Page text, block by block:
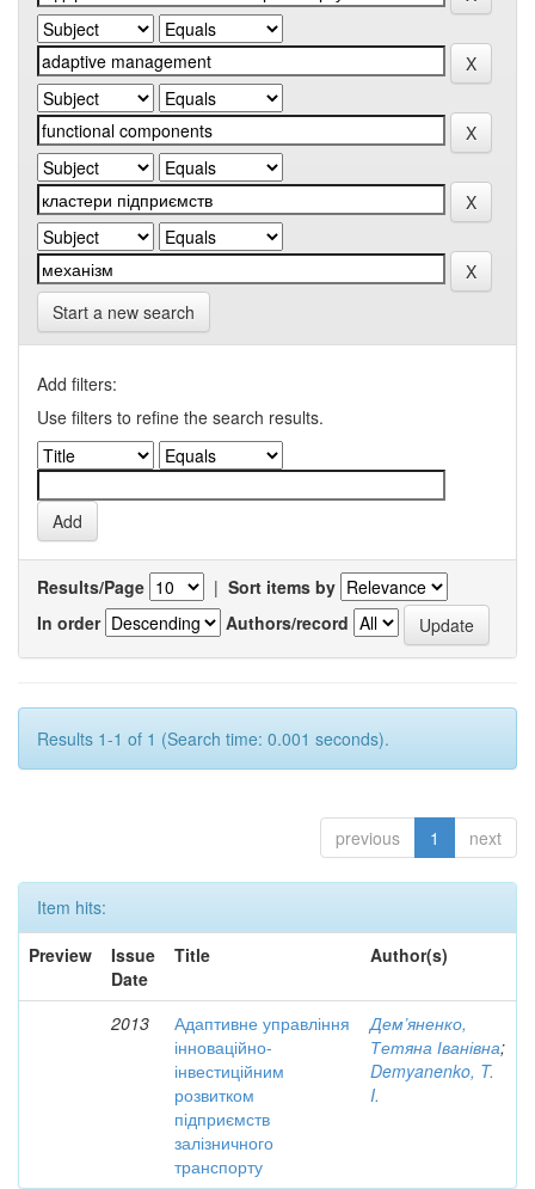
Start a new search
Add filters:
Use filters to refine the search results.
Results/Page | Sort items by
In order
Authors/record
Results 1-1 of 1 (Search time: 0.001 seconds).
previous 1 next
Item hits:
Preview
Issue
Date
Title Author(s)
2013
Адаптивне управління
інноваційно-
інвестиційним
розвитком
підприємств
залізничного
транспорту
Дем’яненко,
Тетяна Іванівна;
Demyanenko, T.
I.